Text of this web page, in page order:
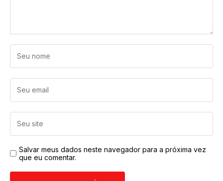
Salvar meus dados neste navegador para a próxima vez
que eu comentar.